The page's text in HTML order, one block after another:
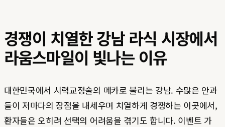
경쟁이 치열한 강남 라식 시장에서
라움스마일이 빛나는 이유
대한민국에서 시력교정술의 메카로 불리는 강남. 수많은 안과
들이 저마다의 장점을 내세우며 치열하게 경쟁하는 이곳에서,
환자들은 오히려 선택의 어려움을 겪기도 합니다. 이벤트 가